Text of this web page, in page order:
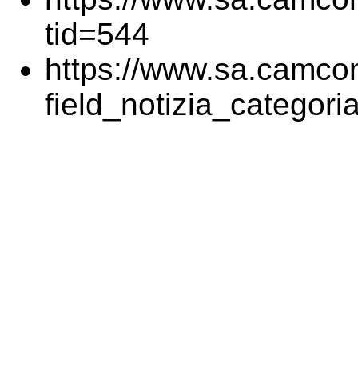
tid=544
https://